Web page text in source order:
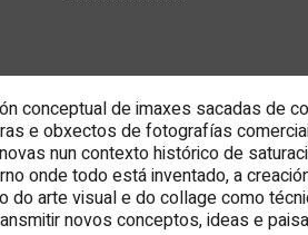
conceptual de imaxes sacadas de
e obxectos de fotografías
nun contexto histórico de
onde todo está inventado, a
do arte visual e do collage como
novos conceptos, ideas e